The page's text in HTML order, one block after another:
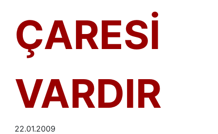
ÇARESİ
VARDIR
22.01.2009